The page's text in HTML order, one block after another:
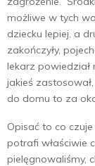
możliwe w tych
dziecku lepiej, a
zakończyły,
lekarz powiedział
jakieś
do domu to za
Opisać to co
potrafi właściwie
pielęgnowaliśmy,